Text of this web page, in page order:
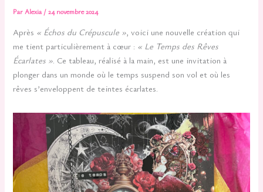
ParAlexia /24 novembre 2024
Après « Échos du Crépuscule », voici une nouvelle création qui
me tient particulièrement à cœur : « Le Temps des Rêves
Écarlates ». Ce tableau, réalisé à la main, est une invitation à
plonger dans un monde où le temps suspend son vol et où les
rêves s’enveloppent de teintes écarlates.